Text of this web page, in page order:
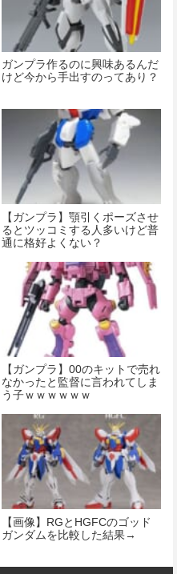
ガンプラ作るのに興味あるんだ
けど今から手出すのってあり？
【ガンプラ】顎引くポーズさせ
るとツッコミする人多いけど普
通に格好よくない？
【ガンプラ】00のキットで売れ
なかったと監督に言われてしま
う子ｗｗｗｗｗｗ
【画像】RGとHGFCのゴッド
ガンダムを比較した結果→